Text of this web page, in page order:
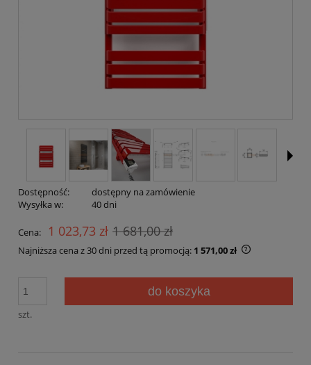
Dostępność:
dostępny na zamówienie
Wysyłka w:
40 dni
Cena: 1 023,73 zł 1 681,00 zł
Najniższa cena z 30 dni przed tą promocją: 1 571,00 zł
30 dni,
sprzedaży.
szt.
do koszyka